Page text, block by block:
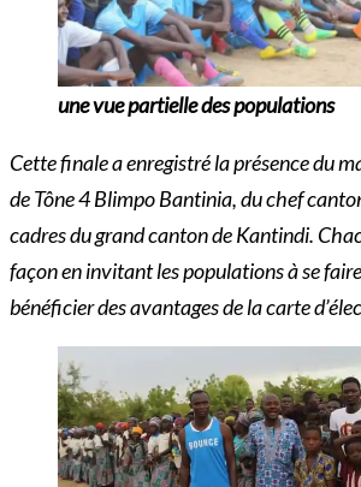
une vue partielle des populations
Cette finale a enregistré la présence du
de Tône 4 Blimpo Bantinia, du chef
cadres du grand canton de Kantindi.
façon en invitant les populations à se
bénéficier des avantages de la carte